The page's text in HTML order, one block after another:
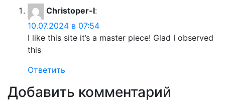
Christoper-I:
10.07.2024 в 07:54
I like this site it’s a master piece! Glad I observed
this
Ответить
Добавить комментарий